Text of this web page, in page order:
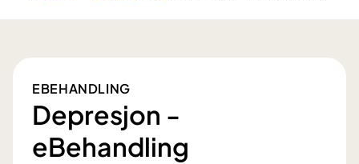
EBEHANDLING
Depresjon -
eBehandling